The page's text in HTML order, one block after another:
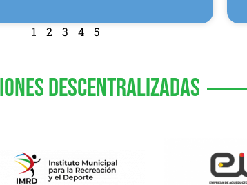
1 2 3 4 5
DESCENTRALIZADAS